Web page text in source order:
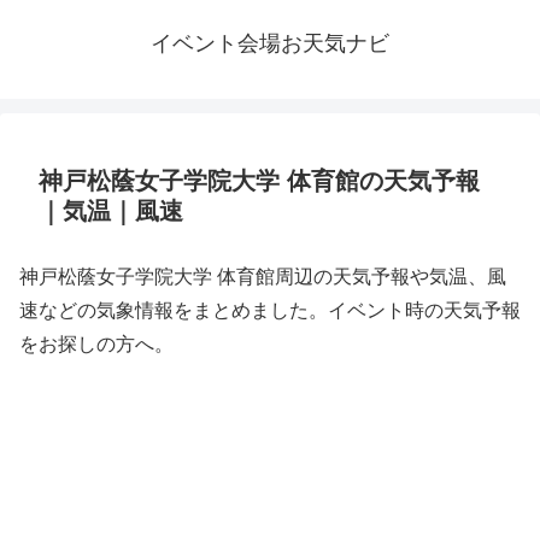
イベント会場お天気ナビ
神戸松蔭女子学院大学 体育館の天気予報
｜気温｜風速
神戸松蔭女子学院大学 体育館周辺の天気予報や気温、風
速などの気象情報をまとめました。イベント時の天気予報
をお探しの方へ。